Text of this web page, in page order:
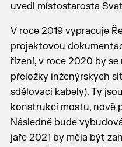
uvedl místostarosta
V roce 2019 vypracuje
projektovou
řízení, v roce 2020 by
přeložky inženýrských
sdělovací kabely). Ty
konstrukcí mostu, nově
Následně bude
jaře 2021 by měla být